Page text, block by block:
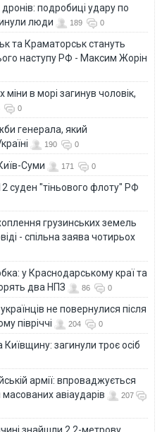
подробиці удару по
люди
189 0
та Краматорськ стануть
наступу РФ - Максим Жорін
в морі загинув чоловік,
0
генерала, який
190 0
Суми 171 0
суден "тіньового флоту" РФ
грузинських земель
- спільна заява чотирьох
у Краснодарському краї та
два НПЗ
86 0
не повернулися після
півріччі
204 0
загинули троє осіб
армії: впроваджується
авіаударів
207
знайшли 2,2-метрову